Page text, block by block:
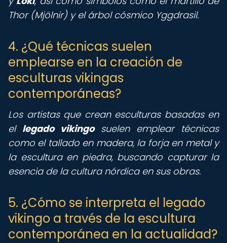
Thor (Mjölnir) y el árbol cósmico Yggdrasil.
4. ¿Qué técnicas suelen
emplearse en la creación de
esculturas vikingas
contemporáneas?
Los artistas que crean esculturas basadas en
el legado vikingosuelen emplear técnicas
como el tallado en madera, la forja en metal y
la escultura en piedra, buscando capturar la
esencia de la cultura nórdica en sus obras.
5. ¿Cómo se interpreta el legado
vikingo a través de la escultura
contemporánea en la actualidad?